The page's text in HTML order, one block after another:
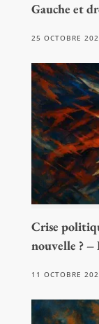
Gauche et
25 OCTOBRE
Crise
nouvelle ?
11 OCTOBRE